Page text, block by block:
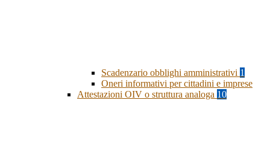
Scadenzario obblighi amministrativi 1
Oneri informativi per cittadini e imprese
Attestazioni OIV o struttura analoga 10